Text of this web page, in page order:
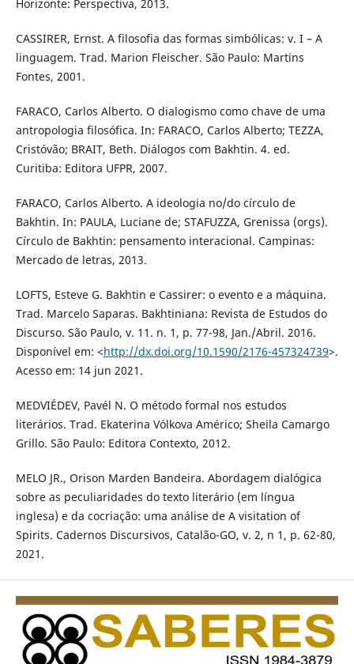
Horizonte: Perspectiva, 2013.
CASSIRER, Ernst. A filosofia das formas simbólicas: v. I – A
linguagem. Trad. Marion Fleischer. São Paulo: Martins
Fontes, 2001.
FARACO, Carlos Alberto. O dialogismo como chave de uma
antropologia filosófica. In: FARACO, Carlos Alberto; TEZZA,
Cristóvão; BRAIT, Beth. Diálogos com Bakhtin. 4. ed.
Curitiba: Editora UFPR, 2007.
FARACO, Carlos Alberto. A ideologia no/do círculo de
Bakhtin. In: PAULA, Luciane de; STAFUZZA, Grenissa (orgs).
Círculo de Bakhtin: pensamento interacional. Campinas:
Mercado de letras, 2013.
LOFTS, Esteve G. Bakhtin e Cassirer: o evento e a máquina.
Trad. Marcelo Saparas. Bakhtiniana: Revista de Estudos do
Discurso. São Paulo, v. 11. n. 1, p. 77-98, Jan./Abril. 2016.
Disponível em: <http://dx.doi.org/10.1590/2176-457324739>.
Acesso em: 14 jun 2021.
MEDVIÉDEV, Pavél N. O método formal nos estudos
literários. Trad. Ekaterina Vólkova Américo; Sheila Camargo
Grillo. São Paulo: Editora Contexto, 2012.
MELO JR., Orison Marden Bandeira. Abordagem dialógica
sobre as peculiaridades do texto literário (em língua
inglesa) e da cocriação: uma análise de A visitation of
Spirits. Cadernos Discursivos, Catalão-GO, v. 2, n 1, p. 62-80,
2021.